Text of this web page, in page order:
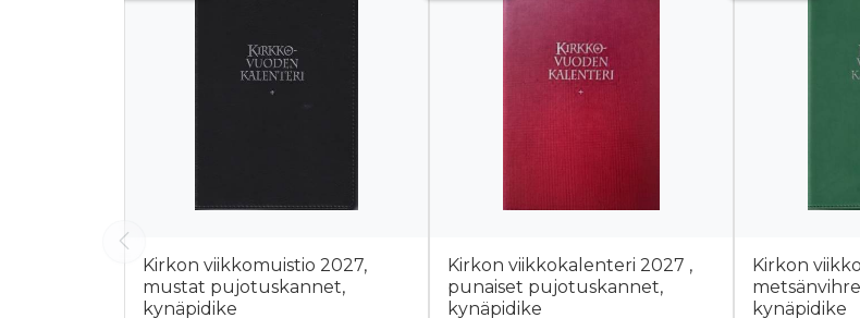
Kirkon viikkomuistio 2027,
mustat pujotuskannet,
kynäpidike
Kirkon viikkokalenteri 2027 ,
punaiset pujotuskannet,
kynäpidike
Kirkon
kynäpidike